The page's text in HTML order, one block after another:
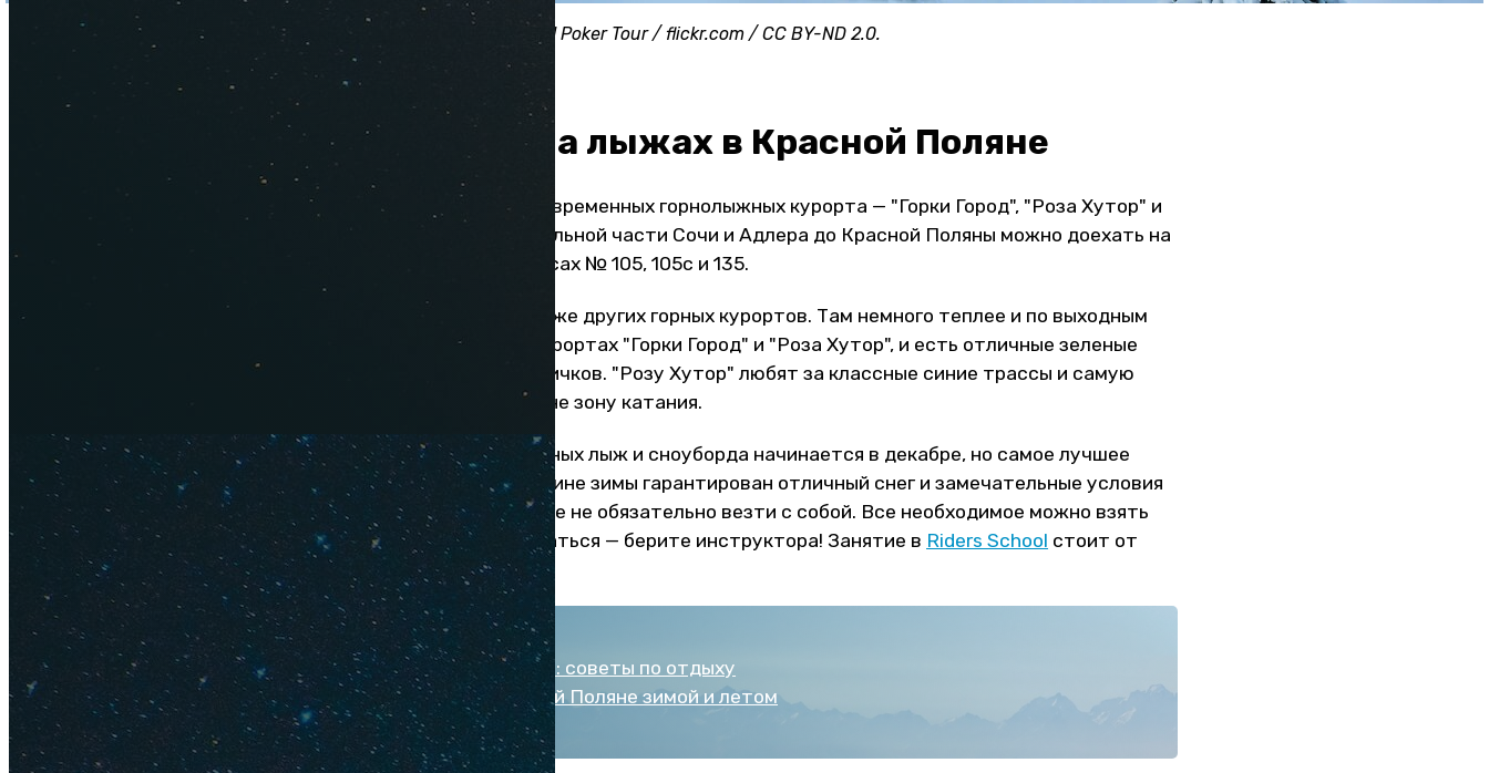
Красная поляна. Фото: World Poker Tour / flickr.com / CC BY-ND 2.0.
Покататься на лыжах в Красной Поляне
Рядом с Сочи есть три современных горнолыжных курорта — "Горки Город", "Роза Хутор" и
ГТЦ "Газпром". Из центральной части Сочи и Адлера до Красной Поляны можно доехать на
такси и рейсовых автобусах № 105, 105с и 135.
"Газпром" расположен ниже других горных курортов. Там немного теплее и по выходным
меньше народа, чем на курортах "Горки Город" и "Роза Хутор", и есть отличные зеленые
трассы для обучения новичков. "Розу Хутор" любят за классные синие трассы и самую
большую в Красной Поляне зону катания.
Сезон для любителей горных лыж и сноуборда начинается в декабре, но самое лучшее
время — февраль. В середине зимы гарантирован отличный снег и замечательные условия
для фрирайда. Снаряжение не обязательно везти с собой. Все необходимое можно взять
напрокат. Не умеете кататься — берите инструктора! Занятие в Riders School стоит от
7000 рублей.
Красная Поляна: советы по отдыху
Отдых в Красной Поляне зимой и летом